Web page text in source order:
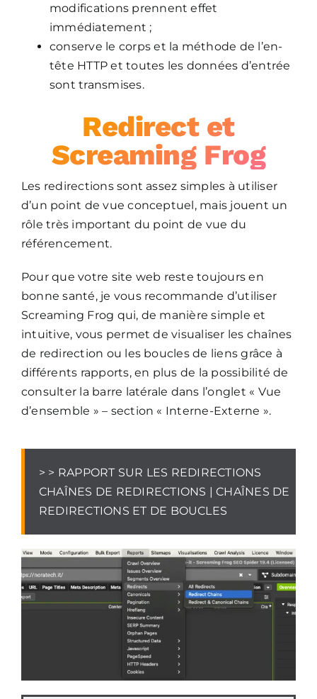
modifications prennent effet
immédiatement ;
conserve le corps et la méthode de l’en-
tête HTTP et toutes les données d’entrée
sont transmises.
Redirect et
Screaming Frog
Les redirections sont assez simples à utiliser
d’un point de vue conceptuel, mais jouent un
rôle très important du point de vue du
référencement.
Pour que votre site web reste toujours en
bonne santé, je vous recommande d’utiliser
Screaming Frog qui, de manière simple et
intuitive, vous permet de visualiser les chaînes
de redirection ou les boucles de liens grâce à
différents rapports, en plus de la possibilité de
consulter la barre latérale dans l’onglet « Vue
d’ensemble » – section « Interne-Externe ».
> > RAPPORT SUR LES REDIRECTIONS
CHAÎNES DE REDIRECTIONS | CHAÎNES DE
REDIRECTIONS ET DE BOUCLES